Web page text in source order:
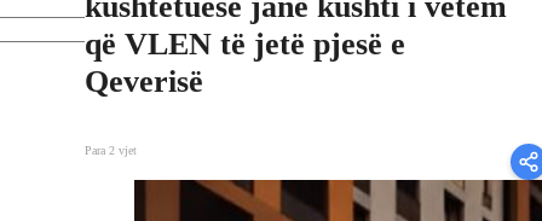
që VLEN të jetë pjesë e
Qeverisë
Para 2 vjet